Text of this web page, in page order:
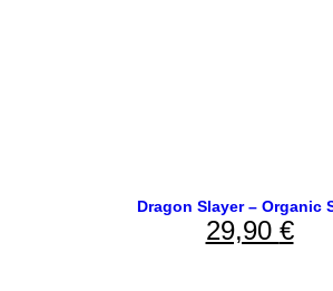
Dragon Slayer – Organic
29,90 €